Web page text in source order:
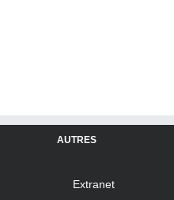
AUTRES
Extranet